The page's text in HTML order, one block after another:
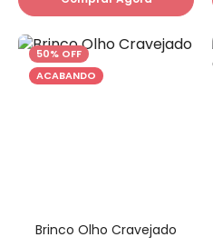
50% OFF
ACABANDO
Brinco Olho Cravejado